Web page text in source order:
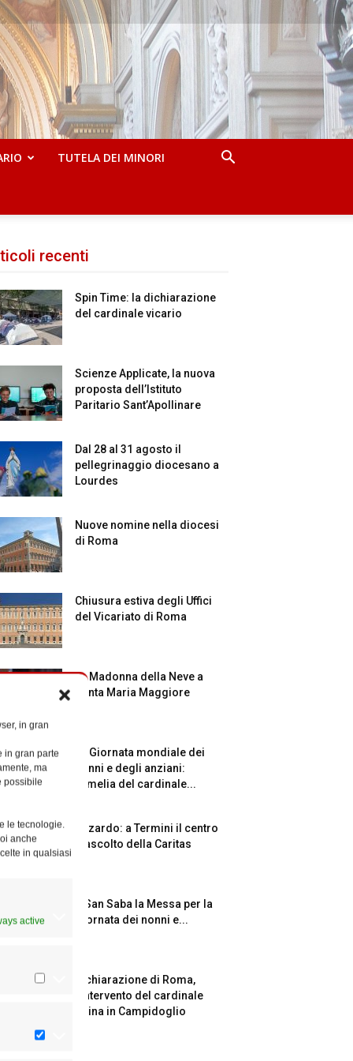
in gran
in gran parte
ma
possibile
le tecnologie.
anche
in qualsiasi
active
TUTELA DEI MINORI
recenti
Spin Time: la dichiarazione
del cardinale vicario
Scienze Applicate, la nuova
proposta dell’Istituto
Paritario Sant’Apollinare
Dal 28 al 31 agosto il
pellegrinaggio diocesano a
Lourdes
Nuove nomine nella diocesi
di Roma
Chiusura estiva degli Uffici
del Vicariato di Roma
La Madonna della Neve a
Santa Maria Maggiore
La Giornata mondiale dei
nonni e degli anziani:
l’omelia del cardinale...
Azzardo: a Termini il centro
d’ascolto della Caritas
A San Saba la Messa per la
Giornata dei nonni e...
Dichiarazione di Roma,
l’intervento del cardinale
Reina in Campidoglio